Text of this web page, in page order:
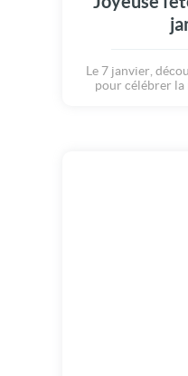
Le 7 janvier,
pour célébrer la